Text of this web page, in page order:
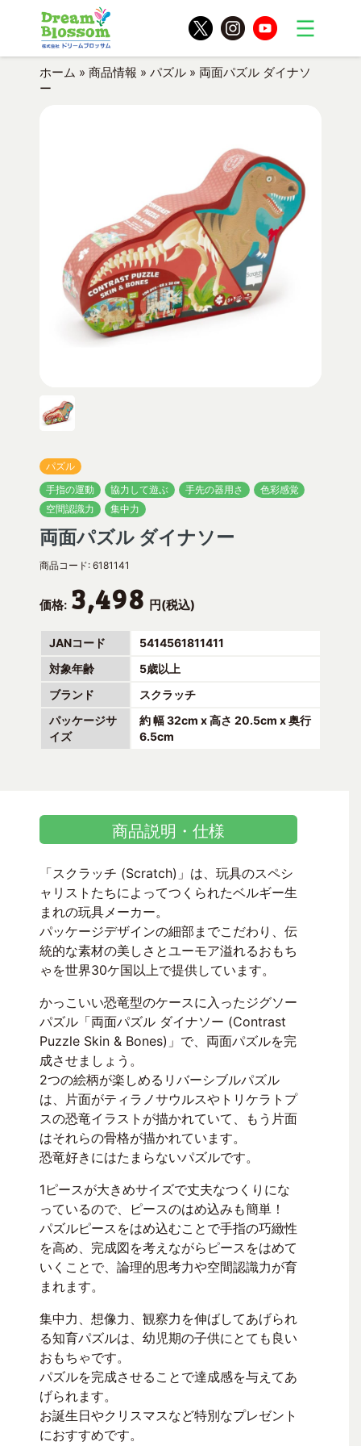
ホーム » 商品情報 » パズル » 両面パズル ダイナソ
ー
パズル
手指の運動
協力して遊ぶ 手先の器用さ
色彩感覚
空間認識力
集中力
両面パズル ダイナソー
商品コード: 6181141
価格: 3,498 円(税込)
JANコード
5414561811411
対象年齢
5歳以上
ブランド
スクラッチ
パッケージサ
イズ
約 幅 32cm x 高さ 20.5cm x 奥行
6.5cm
商品説明・仕様
「スクラッチ (Scratch)」は、玩具のスペシ
ャリストたちによってつくられたベルギー生
まれの玩具メーカー。
パッケージデザインの細部までこだわり、伝
統的な素材の美しさとユーモア溢れるおもち
ゃを世界30ケ国以上で提供しています。
かっこいい恐竜型のケースに入ったジグソー
パズル「両面パズル ダイナソー (Contrast
Puzzle Skin & Bones)」で、両面パズルを完
成させましょう。
2つの絵柄が楽しめるリバーシブルパズル
は、片面がティラノサウルスやトリケラトプ
スの恐竜イラストが描かれていて、もう片面
はそれらの骨格が描かれています。
恐竜好きにはたまらないパズルです。
1ピースが大きめサイズで丈夫なつくりにな
っているので、ピースのはめ込みも簡単！
パズルピースをはめ込むことで手指の巧緻性
を高め、完成図を考えながらピースをはめて
いくことで、論理的思考力や空間認識力が育
まれます。
集中力、想像力、観察力を伸ばしてあげられ
る知育パズルは、幼児期の子供にとても良い
おもちゃです。
パズルを完成させることで達成感を与えてあ
げられます。
お誕生日やクリスマスなど特別なプレゼント
におすすめです。